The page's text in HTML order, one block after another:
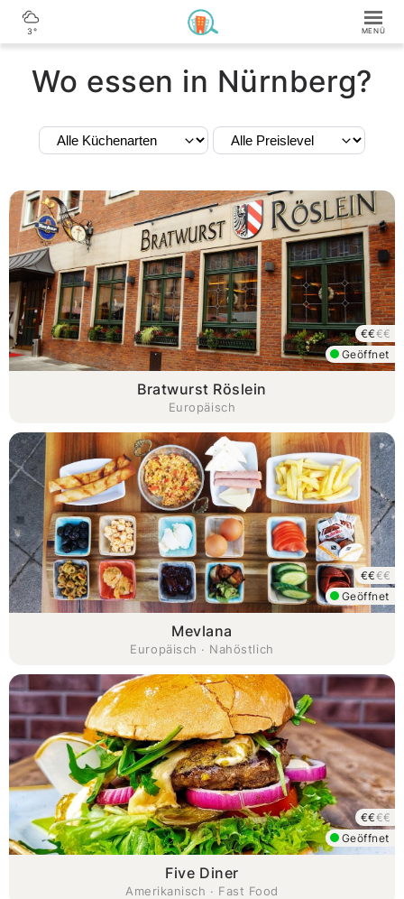
3°
Wo essen in Nürnberg?
Bratwurst Röslein
Europäisch
Geöffnet
€€€€
Mevlana
Europäisch · Nahöstlich
Geöffnet
€€€€
Five Diner
Amerikanisch · Fast Food
Geöffnet
€€€€